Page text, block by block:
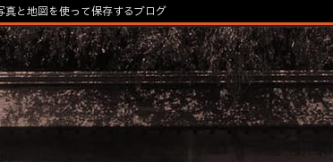
と地図を使って保存するブログ